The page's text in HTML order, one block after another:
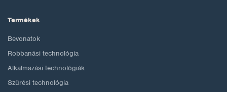
Termékek
Bevonatok
Robbanási technológia
Alkalmazási technológiák
Szűrési technológia